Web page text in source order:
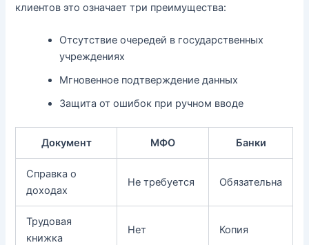
клиентов это означает три преимущества:
Отсутствие очередей в государственных
учреждениях
Мгновенное подтверждение данных
Защита от ошибок при ручном вводе
Документ МФО Банки
Справка о
доходах
Не требуется Обязательна
Трудовая
книжка
Нет Копия